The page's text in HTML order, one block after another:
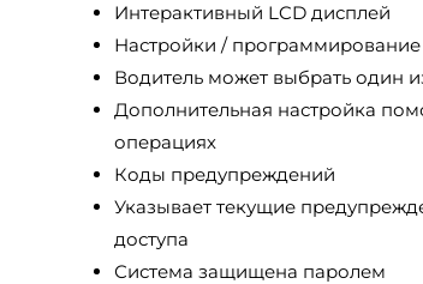
Интерактивный LCD дисплей
Настройки / программирование
Водитель может выбрать один
Дополнительная настройка
операциях
Коды предупреждений
Указывает текущие
доступа
Система защищена паролем